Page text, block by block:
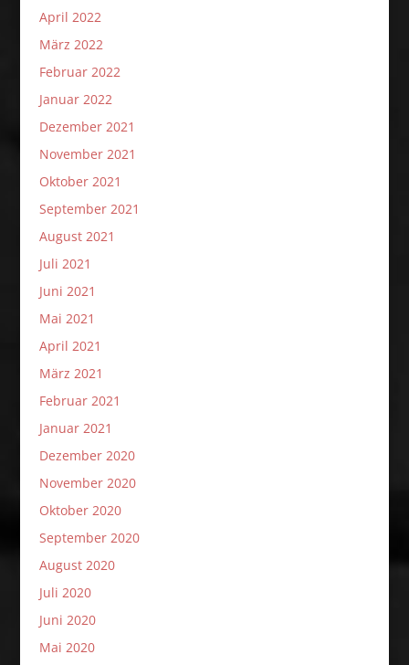
April 2022
März 2022
Februar 2022
Januar 2022
Dezember 2021
November 2021
Oktober 2021
September 2021
August 2021
Juli 2021
Juni 2021
Mai 2021
April 2021
März 2021
Februar 2021
Januar 2021
Dezember 2020
November 2020
Oktober 2020
September 2020
August 2020
Juli 2020
Juni 2020
Mai 2020